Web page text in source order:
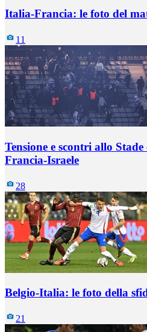
Italia-Francia: le foto del
11
Tensione e scontri allo
Francia-Israele
28
Belgio-Italia: le foto della
21